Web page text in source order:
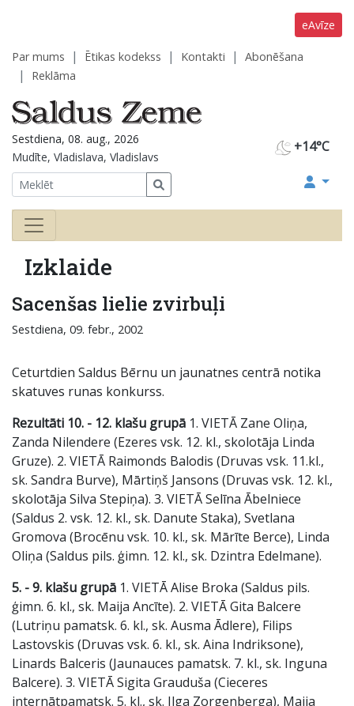
eAvīze
Par mums Ētikas kodekss Kontakti
Abonēšana
Reklāma
+14°C
Sestdiena, 08. aug., 2026
Mudīte, Vladislava, Vladislavs
Izklaide
Sacenšas lielie zvirbuļi
Sestdiena, 09. febr., 2002
Ceturtdien Saldus Bērnu un jaunatnes centrā notika
skatuves runas konkurss.
Rezultāti 10. - 12. klašu grupā 1. VIETĀ Zane Oliņa,
Zanda Nilendere (Ezeres vsk. 12. kl., skolotāja Linda
Gruze). 2. VIETĀ Raimonds Balodis (Druvas vsk. 11.kl.,
sk. Sandra Burve), Mārtiņš Jansons (Druvas vsk. 12. kl.,
skolotāja Silva Stepiņa). 3. VIETĀ Selīna Ābelniece
(Saldus 2. vsk. 12. kl., sk. Danute Staka), Svetlana
Gromova (Brocēnu vsk. 10. kl., sk. Mārīte Berce), Linda
Oliņa (Saldus pils. ģimn. 12. kl., sk. Dzintra Edelmane).
5. - 9. klašu grupā 1. VIETĀ Alise Broka (Saldus pils.
ģimn. 6. kl., sk. Maija Ancīte). 2. VIETĀ Gita Balcere
(Lutriņu pamatsk. 6. kl., sk. Ausma Ādlere), Filips
Lastovskis (Druvas vsk. 6. kl., sk. Aina Indriksone),
Linards Balceris (Jaunauces pamatsk. 7. kl., sk. Inguna
Balcere). 3. VIETĀ Sigita Grauduša (Cieceres
internātpamatsk. 5. kl., sk. Ilga Zorgenberga), Maija